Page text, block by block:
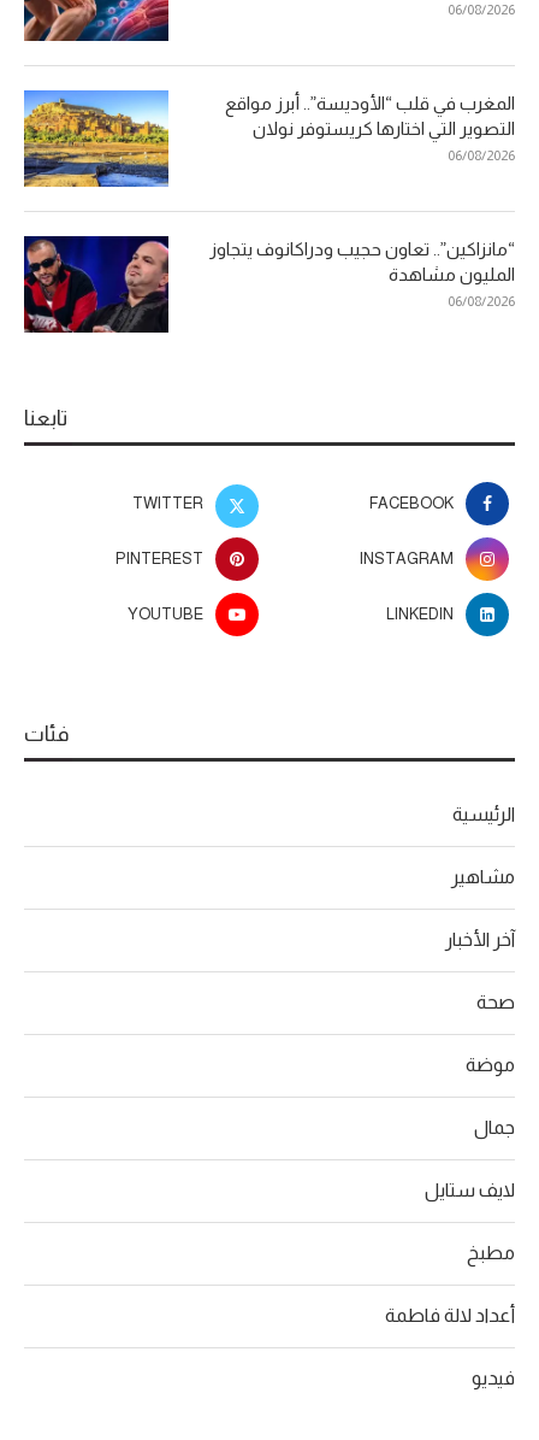
06/08/2026
المغرب في قلب “الأوديسة”.. أبرز مواقع
التصوير التي اختارها كريستوفر نولان
06/08/2026
“مانزاكين”.. تعاون حجيب ودراكانوف يتجاوز
المليون مشاهدة
06/08/2026
تابعنا
FACEBOOK
TWITTER
INSTAGRAM
PINTEREST
LINKEDIN
YOUTUBE
فئات
الرئيسية
مشاهير
آخر الأخبار
صحة
موضة
جمال
لايف ستايل
مطبخ
أعداد لالة فاطمة
فيديو